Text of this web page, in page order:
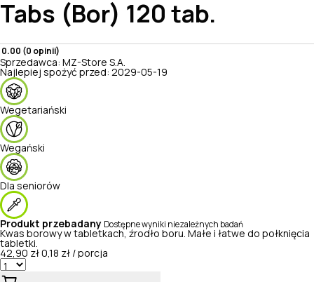
Tabs (Bor) 120 tab.
0.00 (0 opinii)
Sprzedawca: MZ-Store S.A.
Najlepiej spożyć przed: 2029-05-19
Wegetariański
Wegański
Dla seniorów
Produkt przebadany Dostępne wyniki niezależnych badań
Kwas borowy w tabletkach, źrodło boru. Małe i łatwe do połknięcia
tabletki.
42,90 zł 0,18 zł / porcja